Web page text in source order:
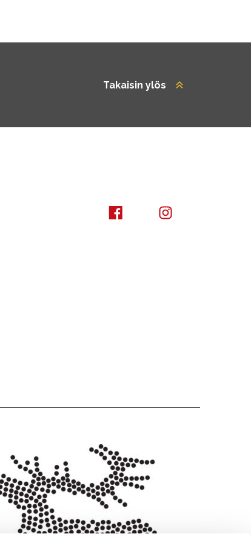
Takaisin ylös
Kuusamo Karhuntassu
Kuusamo